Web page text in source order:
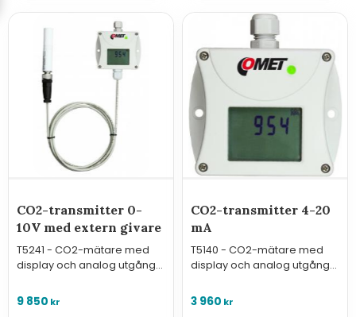
CO2-transmitter 0-
10V med extern givare
T5241 - CO2-mätare med
display och analog utgång
övervakning av luftkvalitet.
9 850 kr
CO2-transmitter 4-20
mA
T5140 - CO2-mätare med
display och analog utgång
luftkvalitet.
3 960 kr